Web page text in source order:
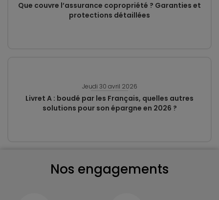
Que couvre l’assurance copropriété ? Garanties et
protections détaillées
Jeudi 30 avril 2026
Livret A : boudé par les Français, quelles autres
solutions pour son épargne en 2026 ?
Nos engagements